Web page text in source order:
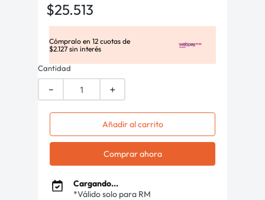
$25.513
Cómpralo en 12 cuotas de
$2.127 sin interés
Cantidad
＋
－
Añadir al carrito
Comprar ahora
Cargando...
*Válido solo para RM